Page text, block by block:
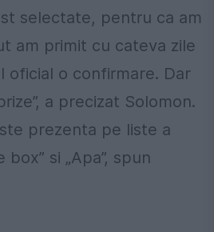
selectate, pentru ca am
am primit cu cateva zile
oficial o confirmare. Dar
a precizat Solomon.
prezenta pe liste a
si „Apa”, spun